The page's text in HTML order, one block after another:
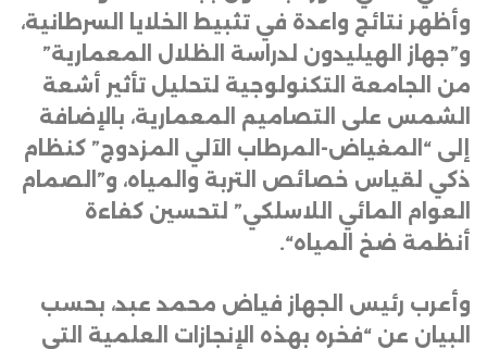
وأظهر نتائج واعدة في تثبيط الخلايا السرطانية،
و”جهاز الهيليدون لدراسة الظلال المعمارية”
من الجامعة التكنولوجية لتحليل تأثير أشعة
الشمس على التصاميم المعمارية، بالإضافة
إلى “المغياض-المرطاب الآلي المزدوج” كنظام
ذكي لقياس خصائص التربة والمياه، و”الصمام
العوام المائي اللاسلكي” لتحسين كفاءة
أنظمة ضخ المياه“.
وأعرب رئيس الجهاز فياض محمد عبد، بحسب
البيان عن “فخره بهذه الإنجازات العلمية التي